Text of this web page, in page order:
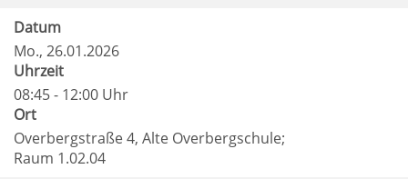
Datum
Mo., 26.01.2026
Uhrzeit
08:45 - 12:00 Uhr
Ort
Overbergstraße 4, Alte Overbergschule;
Raum 1.02.04